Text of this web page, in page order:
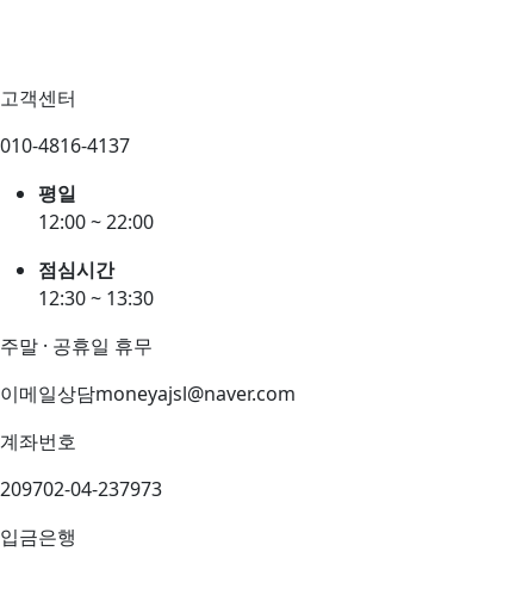
고객센터
010-4816-4137
평일
12:00 ~ 22:00
점심시간
12:30 ~ 13:30
주말 · 공휴일 휴무
이메일상담moneyajsl@naver.com
계좌번호
209702-04-237973
입금은행